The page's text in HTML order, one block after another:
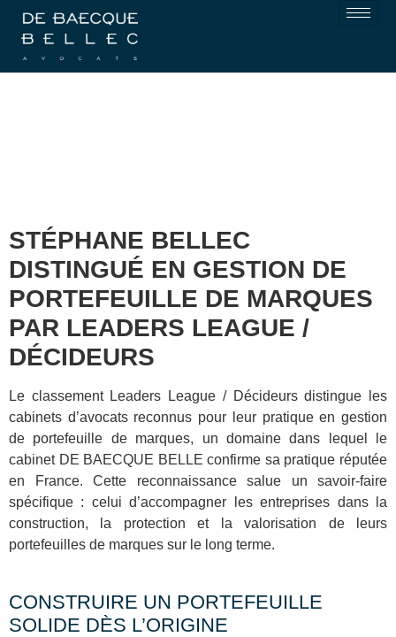
STÉPHANE BELLEC
DISTINGUÉ EN GESTION DE
PORTEFEUILLE DE MARQUES
PAR LEADERS LEAGUE /
DÉCIDEURS
Le classement Leaders League / Décideurs distingue les
cabinets d’avocats reconnus pour leur pratique en gestion
de portefeuille de marques, un domaine dans lequel le
cabinet DE BAECQUE BELLE confirme sa pratique réputée
en France. Cette reconnaissance salue un savoir-faire
spécifique : celui d’accompagner les entreprises dans la
construction, la protection et la valorisation de leurs
portefeuilles de marques sur le long terme.
CONSTRUIRE UN PORTEFEUILLE
SOLIDE DÈS L’ORIGINE